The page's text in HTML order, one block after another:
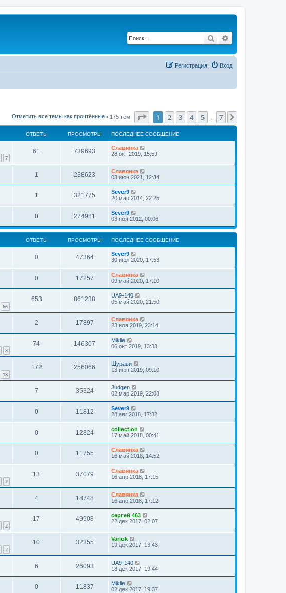
Поиск
Вход
Регистрация
Отметить все темы как прочтённые • 175 тем Страница1 из
1 2 3 4 5 7
ОТВЕТЫ ПРОСМОТРЫ ПОСЛЕДНЕЕ СООБЩЕНИЕ
7
61 739693
Славянка
28 окт 2019, 15:59
1 238623
Славянка
03 июн 2021, 12:34
1 321775
Sever9
20 мар 2014, 22:25
0 274981
Sever9
03 ноя 2012, 00:06
ОТВЕТЫ ПРОСМОТРЫ ПОСЛЕДНЕЕ СООБЩЕНИЕ
0 47364
Sever9
30 июл 2020, 17:53
0 17257
Славянка
09 май 2020, 17:10
66
653 861238
UA9-140
05 май 2020, 21:50
2 17897
Славянка
23 ноя 2019, 23:14
8
74 146307
Miklle
06 окт 2019, 13:33
18
172 256066
Шурави
13 июн 2019, 09:10
7 35324
Judgen
02 мар 2019, 22:08
0 11812
Sever9
28 авг 2018, 17:32
0 12824
collection
17 май 2018, 00:41
0 11755
Славянка
16 май 2018, 14:52
2
13 37079
Славянка
16 апр 2018, 17:15
4 18748
Славянка
16 апр 2018, 17:12
2
17 49908
сергей 463
22 дек 2017, 02:07
2
10 32355
Varlok
19 дек 2017, 13:43
6 26093
UA9-140
18 дек 2017, 19:44
0 11837
Miklle
02 дек 2017, 19:37